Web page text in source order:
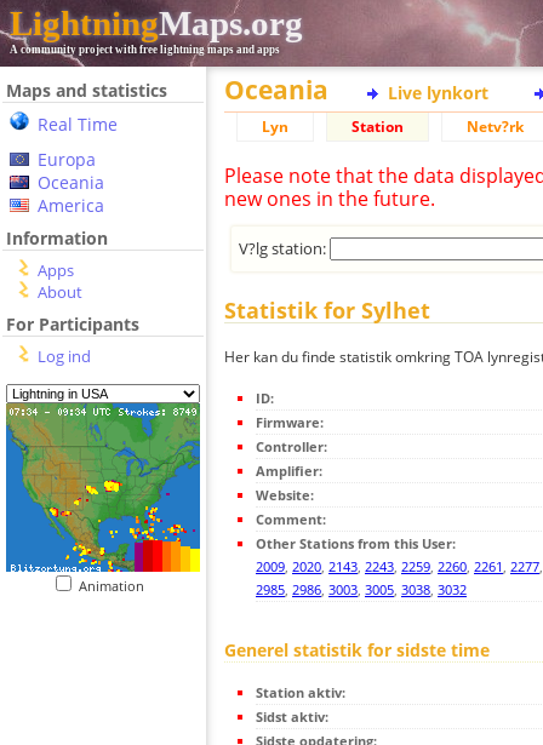
LightningMaps.org
A community project with free lightning maps and apps
Maps and statistics
Real Time
Europa
Oceania
America
Information
Apps
About
For Participants
Log ind
Animation
Oceania Live lynkort
Lyn Station Netv?rk
Please note that the data
new ones in the future.
V?lg station:
Statistik for Sylhet
Her kan du finde statistik omkring TOA
ID:
Firmware:
Controller:
Amplifier:
Website:
Comment:
Other Stations from this User:
2009, 2020, 2143, 2243, 2259, 2260, 2261, 2277
2985, 2986, 3003, 3005, 3038, 3032
Generel statistik for sidste time
Station aktiv:
Sidst aktiv:
Sidste opdatering: